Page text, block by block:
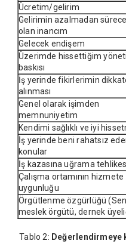
Ücretim/gelirim
Gelirimin azalmadan
olan inancım
Gelecek endişem
Üzerimde hissettiğim
baskısı
İş yerinde fikirlerimin
alınması
Genel olarak işimden
memnuniyetim
Kendimi sağlıklı ve iyi
İş yerinde beni rahatsız
konular
İş kazasına uğrama
Çalışma ortamının hizmete
uygunluğu
Örgütlenme özgürlüğü
meslek örgütü, dernek
Tablo 2: Değerlendirmeye